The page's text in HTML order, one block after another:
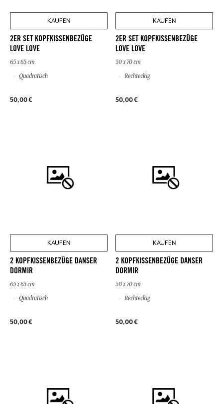
KAUFEN
2ER SET KOPFKISSENBEZÜGE
LOVE LOVE
65 x 65 cm
Quadratisch
50,00 €
KAUFEN
2ER SET KOPFKISSENBEZÜGE
LOVE LOVE
50 x 70 cm
Rechteckig
50,00 €
KAUFEN
2 KOPFKISSENBEZÜGE DANSER
DORMIR
65 x 65 cm
Quadratisch
50,00 €
KAUFEN
2 KOPFKISSENBEZÜGE DANSER
DORMIR
50 x 70 cm
Rechteckig
50,00 €